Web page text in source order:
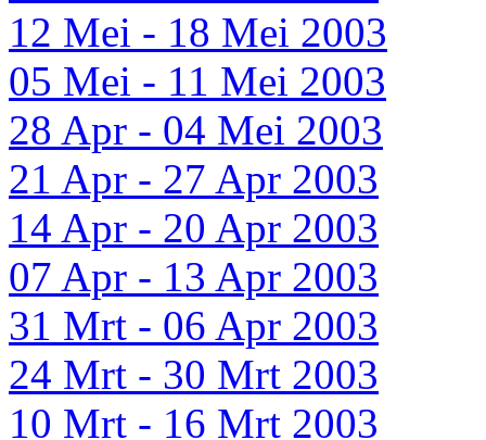
12 Mei - 18 Mei 2003
05 Mei - 11 Mei 2003
28 Apr - 04 Mei 2003
21 Apr - 27 Apr 2003
14 Apr - 20 Apr 2003
07 Apr - 13 Apr 2003
31 Mrt - 06 Apr 2003
24 Mrt - 30 Mrt 2003
10 Mrt - 16 Mrt 2003